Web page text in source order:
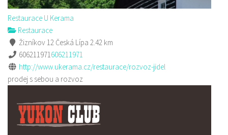
Restaurace U Kerama
Restaurace
Žizníkov 12 Česká Lípa 2.42 km
606211971606211971
http://www.ukerama.cz/restaurace/rozvoz-jidel
prodej s sebou a rozvoz